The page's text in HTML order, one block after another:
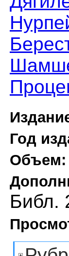
Год
Объем:
Библ.